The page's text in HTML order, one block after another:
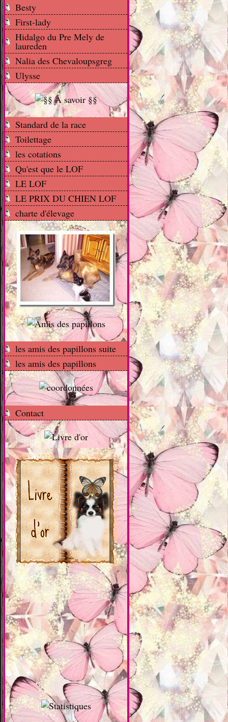
Besty
First-lady
Hidalgo du Pre Mely de
laureden
Nalia des Chevaloupsgreg
Ulysse
Standard de la race
Toilettage
les cotations
Qu'est que le LOF
LE LOF
LE PRIX DU CHIEN LOF
charte d'élevage
les amis des papillons suite
les amis des papillons
Contact